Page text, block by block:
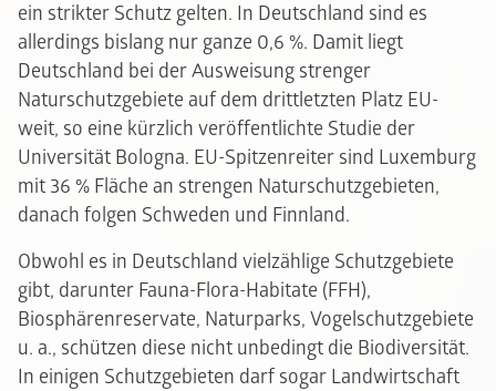
ein strikter Schutz gelten. In Deutschland sind es
allerdings bislang nur ganze 0,6 %. Damit liegt
Deutschland bei der Ausweisung strenger
Naturschutzgebiete auf dem drittletzten Platz EU-
weit, so eine kürzlich veröffentlichte Studie der
Universität Bologna. EU-Spitzenreiter sind Luxemburg
mit 36 % Fläche an strengen Naturschutzgebieten,
danach folgen Schweden und Finnland.
Obwohl es in Deutschland vielzählige Schutzgebiete
gibt, darunter Fauna-Flora-Habitate (FFH),
Biosphärenreservate, Naturparks, Vogelschutzgebiete
u. a., schützen diese nicht unbedingt die Biodiversität.
In einigen Schutzgebieten darf sogar Landwirtschaft